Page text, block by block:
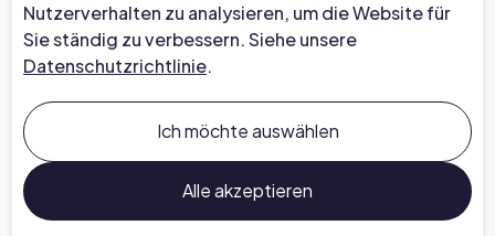
Trust Center
Unternehmen
Über uns
Karriere bei Chapter
Sprechen Sie mit einem Experten
Presse
Nutzerverhalten zu analysieren, um die Website für
Sie ständig zu verbessern. Siehe unsere
Datenschutzrichtlinie.
Ich möchte auswählen
Alle akzeptieren